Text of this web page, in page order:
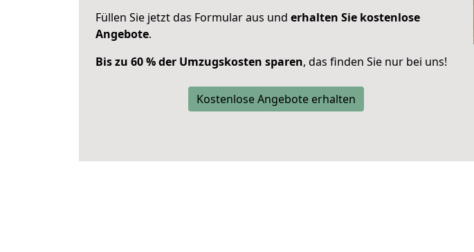
Füllen Sie jetzt das Formular aus und erhalten Sie kostenlose
Angebote.
Bis zu 60 % der Umzugskosten sparen, das finden Sie nur bei uns!
Kostenlose Angebote erhalten